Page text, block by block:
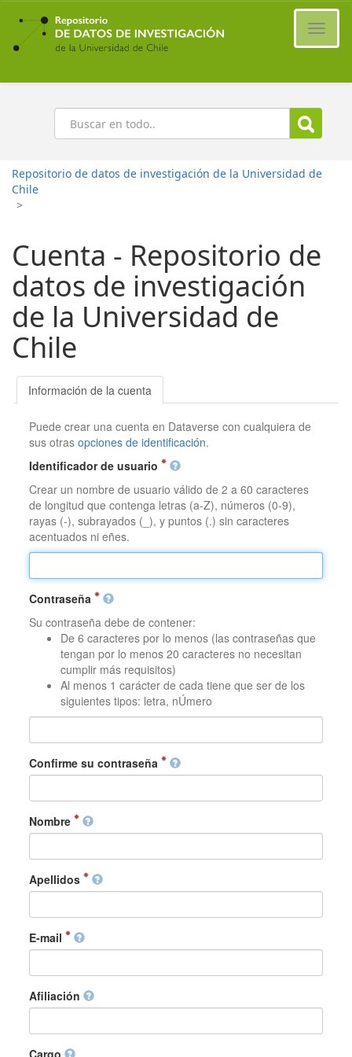
Ir
contenido
principal
Buscar
Repositorio de datos de investigación de la Universidad de
Chile
>
Cuenta - Repositorio de
datos de investigación
de la Universidad de
Chile
Información de la cuenta
Puede crear una cuenta en Dataverse con cualquiera de
sus otrasopciones de identificación.
Identificador de usuario
Crear un nombre de usuario válido de 2 a 60 caracteres
de longitud que contenga letras (a-Z), números (0-9),
rayas (-), subrayados (_), y puntos (.) sin caracteres
acentuados ni eñes.
Contraseña
Su contraseña debe de contener:
De 6 caracteres por lo menos (las contraseñas que
tengan por lo menos 20 caracteres no necesitan
cumplir más requisitos)
Al menos 1 carácter de cada tiene que ser de los
siguientes tipos: letra, nÚmero
Confirme su contraseña
Nombre
Apellidos
E-mail
Afiliación
Cargo